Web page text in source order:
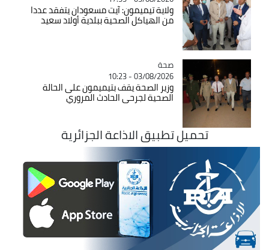
ولاية تيميمون: آيت مسعودان يتفقد عددا
من الهياكل الصحية ببلدية أولاد سعيد
Catégorie
صحة
03/08/2026 - 10:23
وزير الصحة يقف بتيميمون على الحالة
الصحية لجرحى الحادث المروري
تحميل تطبيق الاذاعة الجزائرية